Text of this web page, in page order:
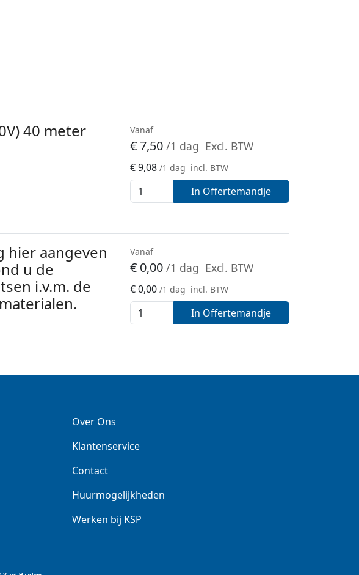
Vanaf
€7,50 /1 dag Excl. BTW
€9,08 /1 dag incl. BTW
In Offertemandje
40 meter
Vanaf
€ 0,00 /1 dag Excl. BTW
€0,00 /1 dag incl. BTW
In Offertemandje
hier aangeven
u de
i.v.m. de
Over Ons
Klantenservice
Contact
Huurmogelijkheden
Werken bij KSP